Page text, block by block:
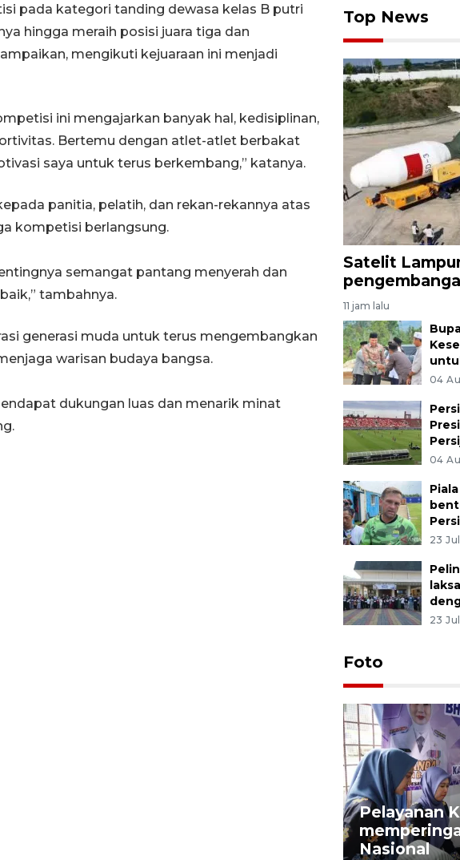
pada kategori tanding dewasa kelas B putri
hingga meraih posisi juara tiga dan
mengikuti kejuaraan ini menjadi
ini mengajarkan banyak hal, kedisiplinan,
Bertemu dengan atlet-atlet berbakat
saya untuk terus berkembang,” katanya.
panitia, pelatih, dan rekan-rekannya atas
kompetisi berlangsung.
semangat pantang menyerah dan
tambahnya.
generasi muda untuk terus mengembangkan
warisan budaya bangsa.
dukungan luas dan menarik minat
Top News
Satelit
11 jam lalu
04
04
23
23
Foto
Pelayanan
Nasional